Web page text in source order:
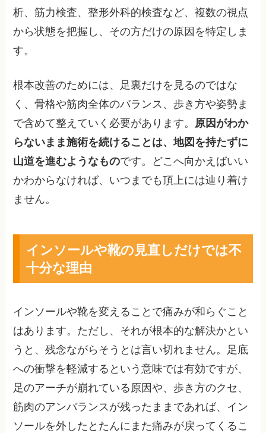
析、筋力検査、整形外科的検査など、複数の視点
から状態を把握し、その方だけの原因を特定しま
す。
根本改善のためには、足裏だけを見るのではな
く、骨格や筋肉全体のバランス、歩き方や姿勢ま
で含めて整えていく必要があります。 原因がわか
らないまま施術を続けることは、地図を持たずに
山道を進むようなものです。どこへ向かえばいい
かわからなければ、いつまでも頂上には辿り着け
ません。
インソールや靴の見直しだけでは不
十分な理由
インソールや靴を変えることで痛みが和らぐこと
はあります。ただし、それが根本的な解決かとい
うと、残念ながらそうとは言い切れません。足底
への衝撃を軽減するという意味では有効ですが、
足のアーチが崩れている原因や、歩き方のクセ、
筋肉のアンバランスが残ったままであれば、イン
ソールを外したとたんにまた痛みが戻ってくるこ